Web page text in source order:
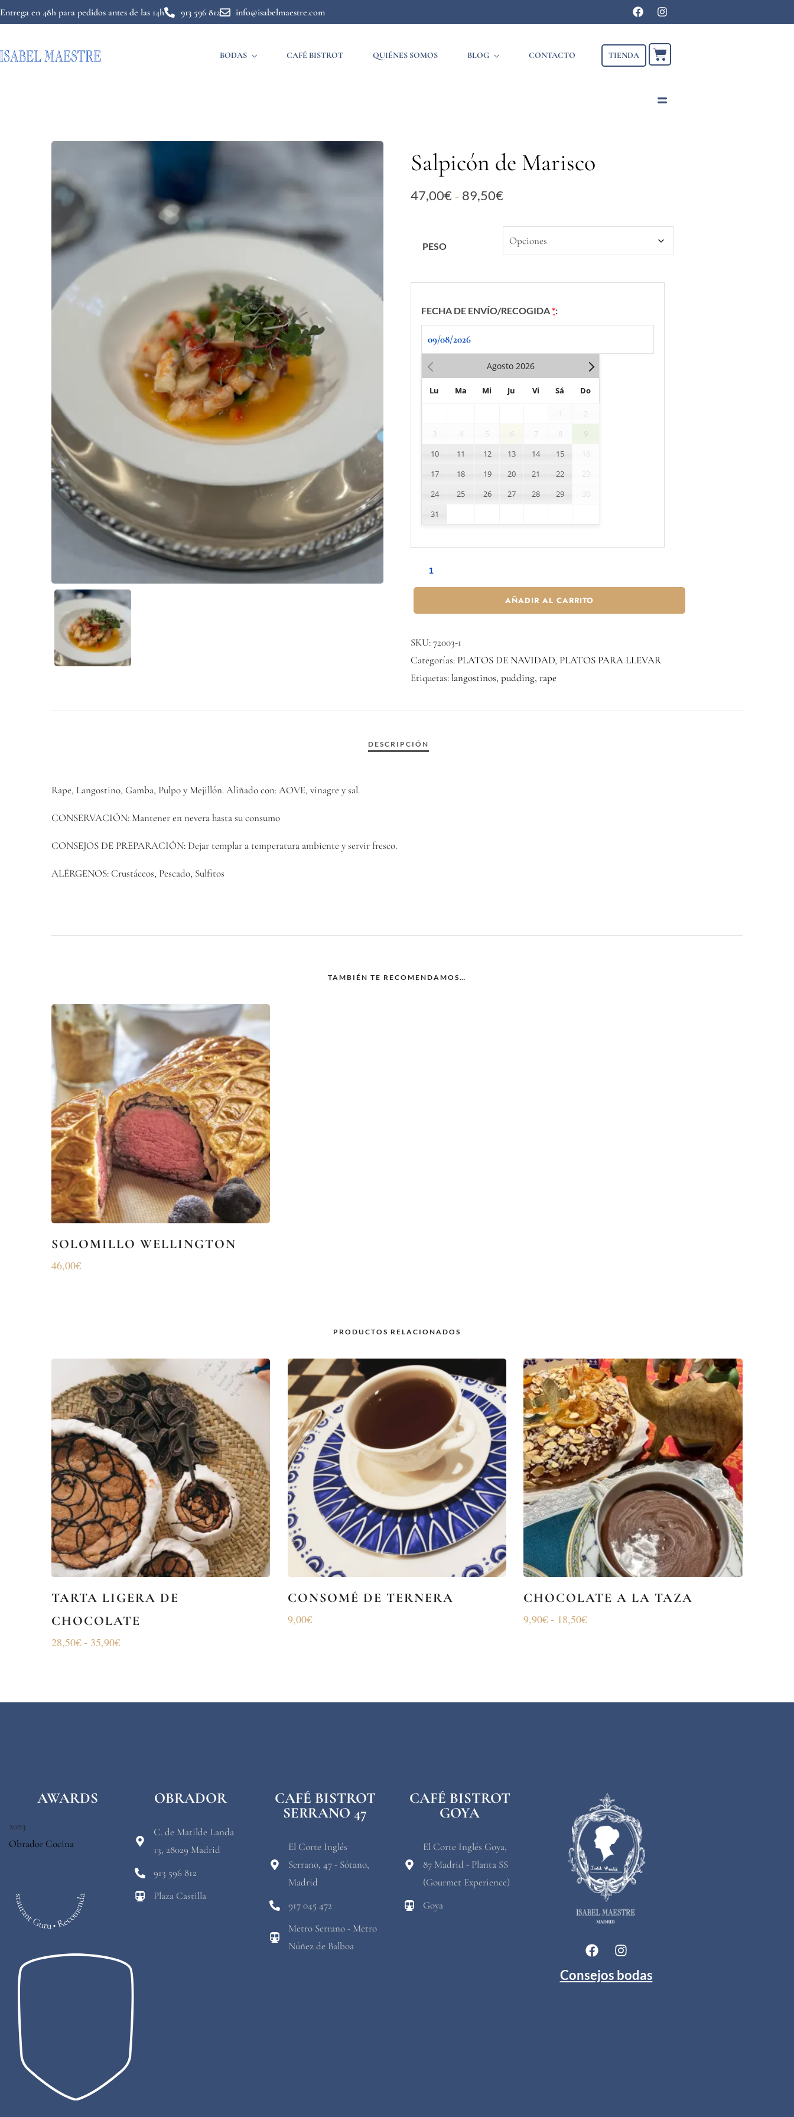
Entrega en 48h para pedidos antes de las 14h 913 596 812 info@isabelmaestre.com
BODAS CAFÉ BISTROT QUIÉNES SOMOS BLOG CONTACTO TIENDA
Salpicón de Marisco
47,00€ - 89,50€
PESO
FECHA DE ENVÍO/RECOGIDA*:
Agosto 2026
Lu Ma Mi Ju Vi Sá Do
2
3
4 5 6 7 8
9
10
11 12 13 14 15
16
17
18 19 20 21 22
23
24
25 26 27 28 29
30
31
AÑADIR AL CARRITO
SKU:72003-1
Categorías: PLATOS DE NAVIDAD, PLATOS PARA LLEVAR
Etiquetas:langostinos,pudding,rape
Rape, Langostino, Gamba, Pulpo y Mejillón. Aliñado con: AOVE, vinagre y sal.
CONSERVACIÓN: Mantener en nevera hasta su consumo
CONSEJOS DE PREPARACIÓN: Dejar templar a temperatura ambiente y servir fresco.
ALÉRGENOS: Crustáceos, Pescado, Sulfitos
TAMBIÉN TE RECOMENDAMOS…
SOLOMILLO WELLINGTON
46,00€
PRODUCTOS RELACIONADOS
TARTA LIGERA DE
CHOCOLATE
28,50€ - 35,90€
CONSOMÉ DE TERNERA
9,00€
CHOCOLATE A LA TAZA
9,90€ - 18,50€
AWARDS
2023
Obrador Cocina
Restaurant Guru • Recomendado
OBRADOR
C. de Matilde Landa
13, 28029 Madrid
913 596 812
Plaza Castilla
CAFÉ BISTROT
SERRANO 47
El Corte Inglés
Serrano, 47 - Sótano,
Madrid
917 045 472
Metro Serrano - Metro
Núñez de Balboa
CAFÉ BISTROT
GOYA
El Corte Inglés Goya,
87 Madrid - Planta SS
(Gourmet Experience)
Goya
Consejos bodas